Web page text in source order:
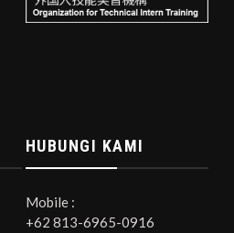
HUBUNGI KAMI
Mobile :
+62 813-6965-0916